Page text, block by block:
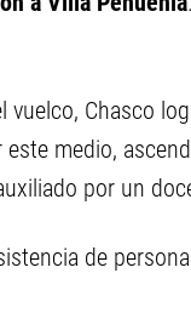
vuelco, Chasco
medio,
por un
de